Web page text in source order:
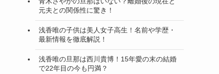
元夫との関係性に驚き！
浅香唯の子供は美人女子高生！名前や学歴・
最新情報を徹底解説！
浅香唯の旦那は西川貴博！15年愛の末の結婚
で22年目の今も円満？